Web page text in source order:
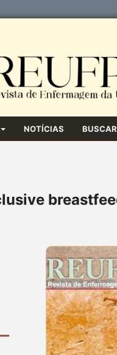
NOTÍCIAS BUSCAR